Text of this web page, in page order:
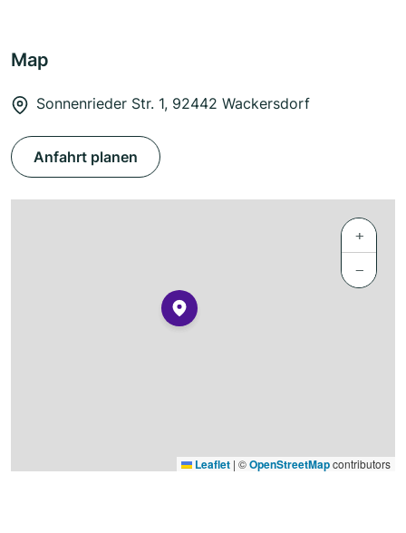
Map
Sonnenrieder Str. 1, 92442 Wackersdorf
Anfahrt planen
+
−
Leaflet | ©OpenStreetMapcontributors